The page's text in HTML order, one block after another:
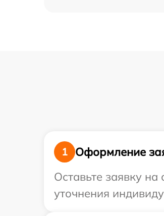
1
Оформление
Оставьте заявку
уточнения